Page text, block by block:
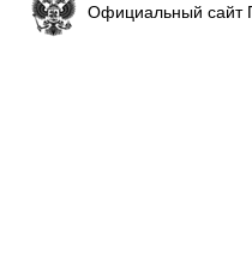
Официальный сайт